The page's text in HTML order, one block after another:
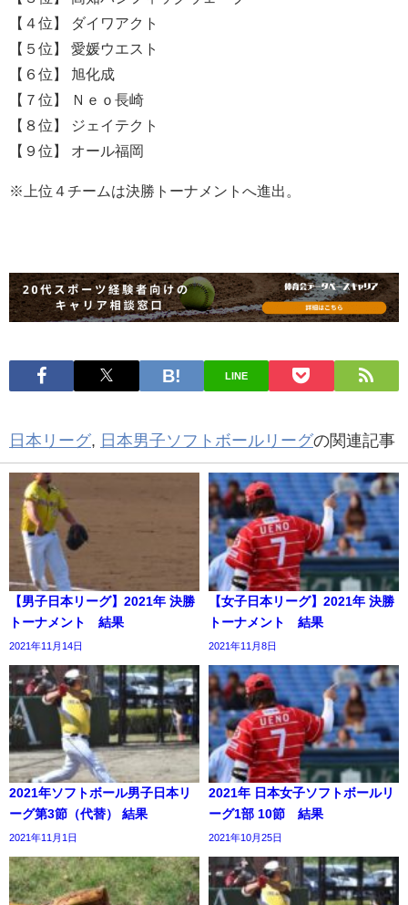
【４位】 ダイワアクト
【５位】 愛媛ウエスト
【６位】 旭化成
【７位】 Ｎｅｏ長崎
【８位】 ジェイテクト
【９位】 オール福岡
※上位４チームは決勝トーナメントへ進出。
LINE
日本リーグ, 日本男子ソフトボールリーグの関連記事
【男子日本リーグ】2021年 決勝
トーナメント 結果
2021年11月14日
【女子日本リーグ】2021年 決勝
トーナメント 結果
2021年11月8日
2021年ソフトボール男子日本リ
ーグ第3節（代替） 結果
2021年11月1日
2021年 日本女子ソフトボールリ
ーグ1部 10節 結果
2021年10月25日